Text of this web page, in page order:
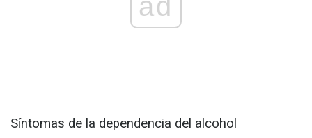
Síntomas de la dependencia del alcohol